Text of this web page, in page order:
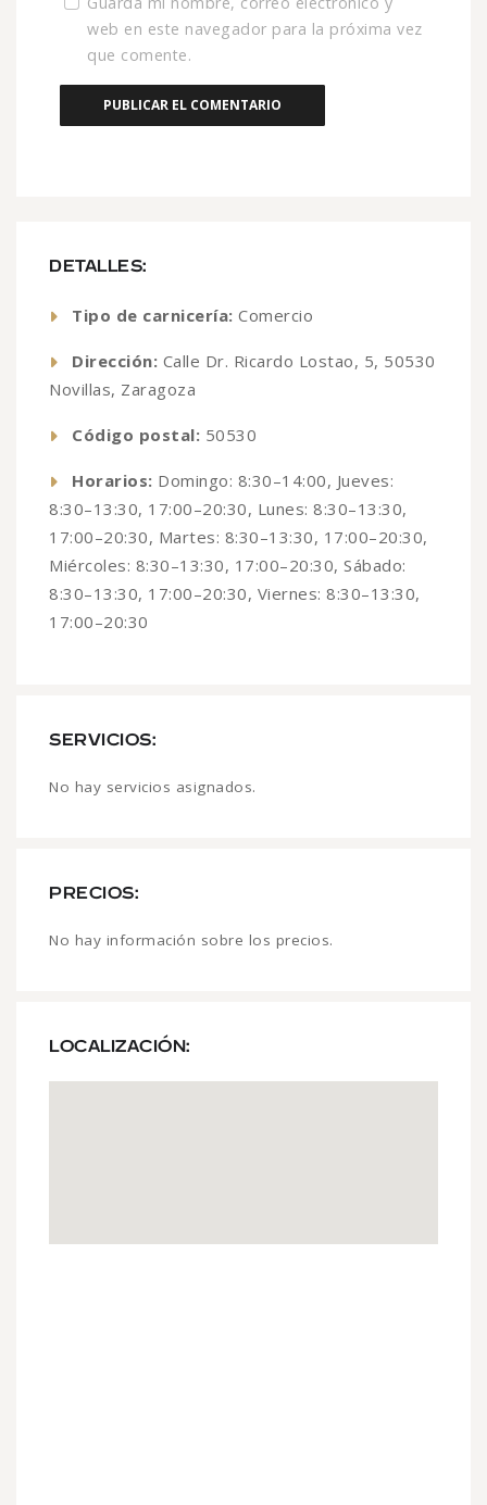
DETALLES:
Tipo de carnicería: Comercio
Dirección: Calle Dr. Ricardo Lostao, 5, 50530
Novillas, Zaragoza
Código postal: 50530
Horarios: Domingo: 8:30–14:00, Jueves:
8:30–13:30, 17:00–20:30, Lunes: 8:30–13:30,
17:00–20:30, Martes: 8:30–13:30, 17:00–20:30,
Miércoles: 8:30–13:30, 17:00–20:30, Sábado:
8:30–13:30, 17:00–20:30, Viernes: 8:30–13:30,
17:00–20:30
SERVICIOS:
No hay servicios asignados.
PRECIOS:
No hay información sobre los precios.
LOCALIZACIÓN:
web en este navegador para la próxima vez
que comente.